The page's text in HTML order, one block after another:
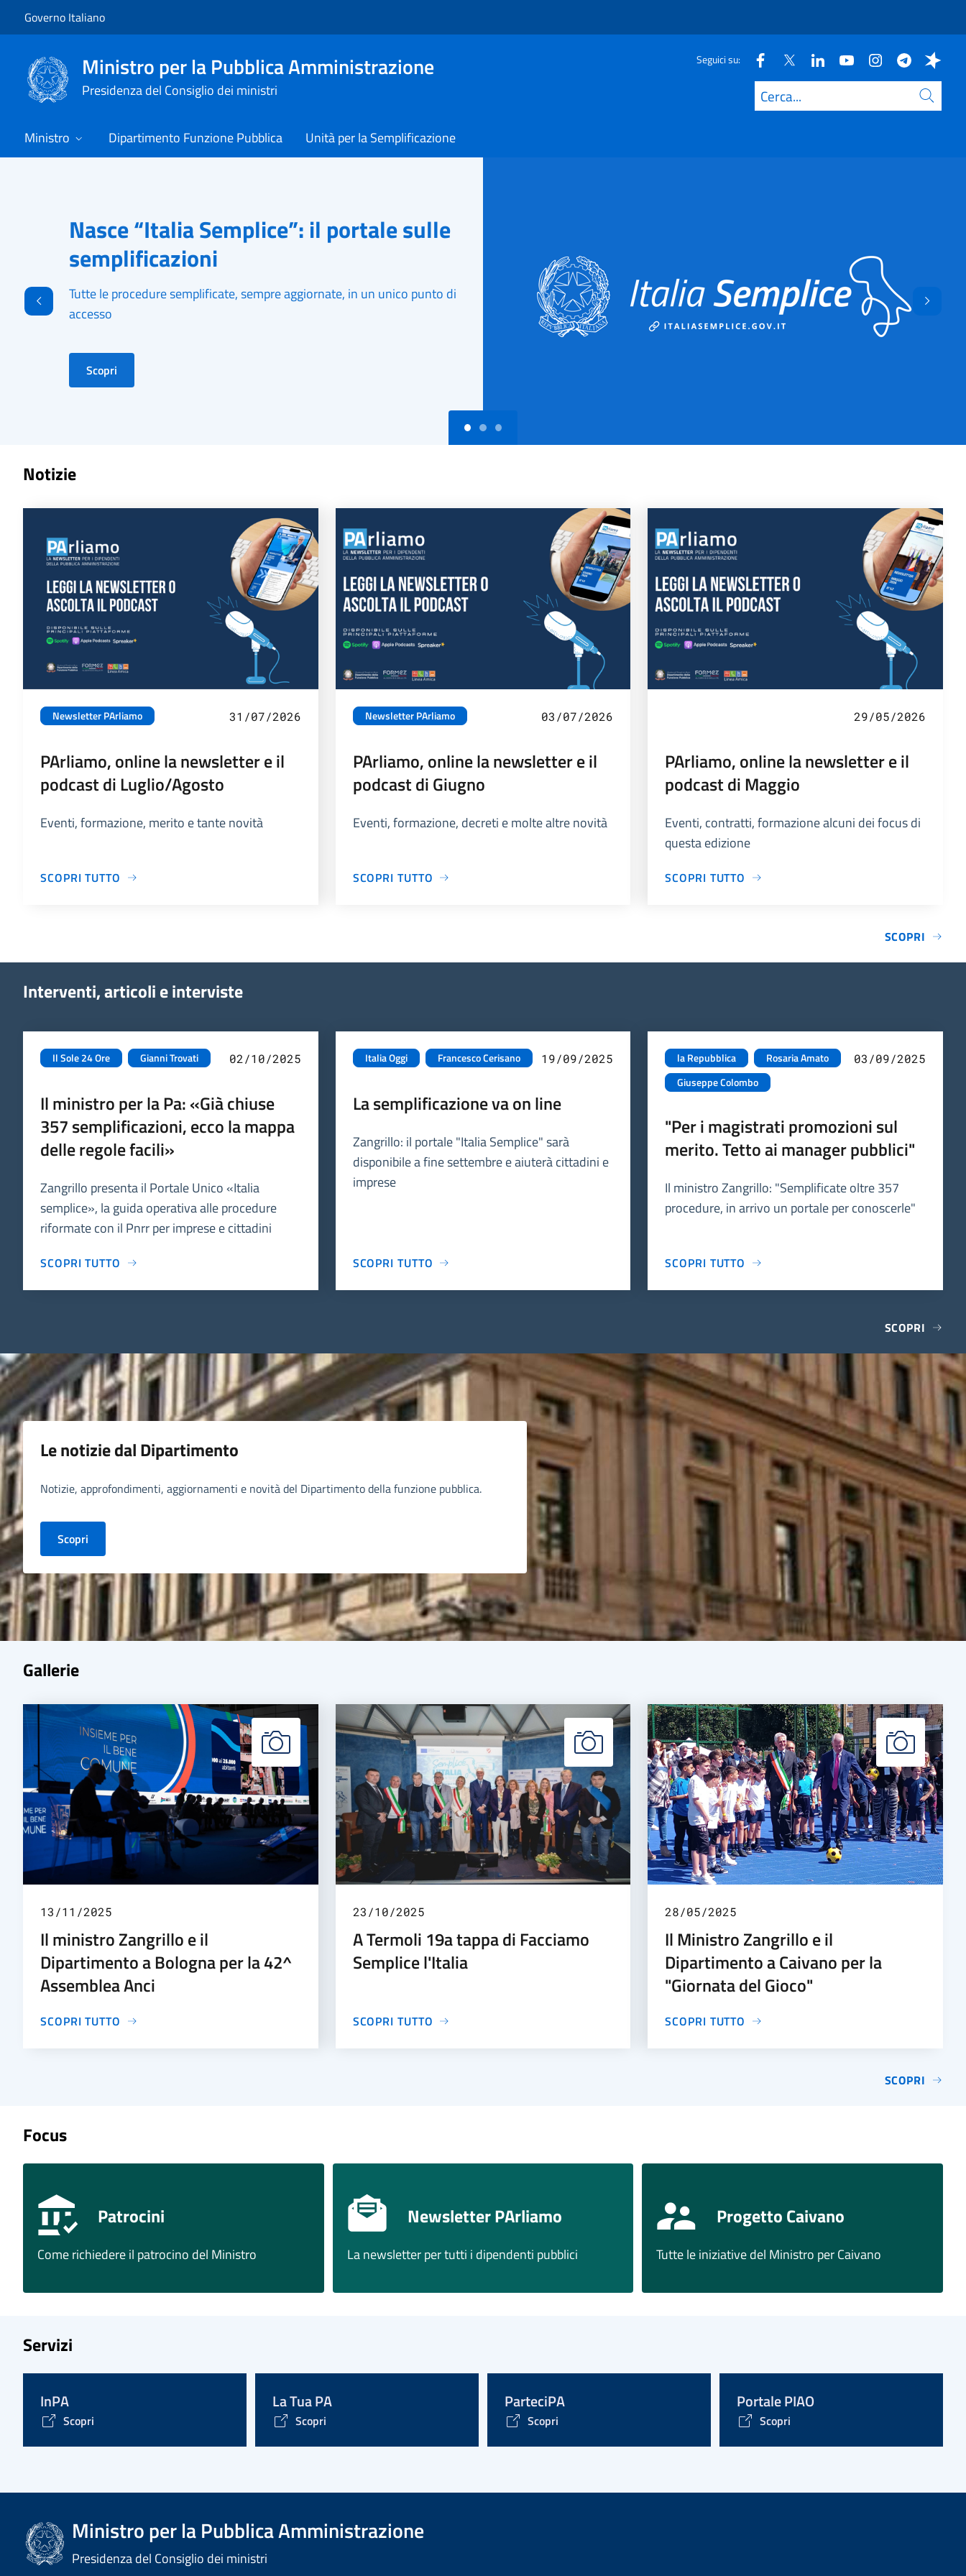
Governo Italiano
Ministro per la Pubblica Amministrazione
Presidenza del Consiglio dei ministri
Seguici su:
Cerca
Ministro Dipartimento Funzione Pubblica Unità per la Semplificazione
Nasce “Italia Semplice”: il portale sulle
semplificazioni
Tutte le procedure semplificate, sempre aggiornate, in un unico punto di
accesso
Scopri
Indietro
Notizie
Newsletter PArliamo 31/07/2026
PArliamo, online la newsletter e il
podcast di Luglio/Agosto
Eventi, formazione, merito e tante novità
SCOPRI TUTTO
Newsletter PArliamo 03/07/2026
PArliamo, online la newsletter e il
podcast di Giugno
Eventi, formazione, decreti e molte altre novità
SCOPRI TUTTO
29/05/2026
PArliamo, online la newsletter e il
podcast di Maggio
Eventi, contratti, formazione alcuni dei focus di
questa edizione
SCOPRI TUTTO
SCOPRI
Interventi, articoli e interviste
Il Sole 24 Ore Gianni Trovati 02/10/2025
Il ministro per la Pa: «Già chiuse
357 semplificazioni, ecco la mappa
delle regole facili»
Zangrillo presenta il Portale Unico «Italia
semplice», la guida operativa alle procedure
riformate con il Pnrr per imprese e cittadini
SCOPRI TUTTO
Italia Oggi Francesco Cerisano 19/09/2025
La semplificazione va on line
Zangrillo: il portale "Italia Semplice" sarà
disponibile a fine settembre e aiuterà cittadini e
imprese
SCOPRI TUTTO
la Repubblica
Rosaria Amato
Giuseppe Colombo
03/09/2025
"Per i magistrati promozioni sul
merito. Tetto ai manager pubblici"
Il ministro Zangrillo: "Semplificate oltre 357
procedure, in arrivo un portale per conoscerle"
SCOPRI TUTTO
SCOPRI
Le notizie dal Dipartimento
Notizie, approfondimenti, aggiornamenti e novità del Dipartimento della funzione pubblica.
Scopri
Gallerie
13/11/2025
Il ministro Zangrillo e il
Dipartimento a Bologna per la 42^
Assemblea Anci
SCOPRI TUTTO
23/10/2025
A Termoli 19a tappa di Facciamo
Semplice l'Italia
SCOPRI TUTTO
28/05/2025
Il Ministro Zangrillo e il
Dipartimento a Caivano per la
"Giornata del Gioco"
SCOPRI TUTTO
SCOPRI
Focus
Patrocini
Come richiedere il patrocino del Ministro
Newsletter PArliamo
La newsletter per tutti i dipendenti pubblici
Progetto Caivano
Tutte le iniziative del Ministro per Caivano
Servizi
InPA
Scopri
La Tua PA
Scopri
ParteciPA
Scopri
Portale PIAO
Scopri
Ministro per la Pubblica Amministrazione
Presidenza del Consiglio dei ministri